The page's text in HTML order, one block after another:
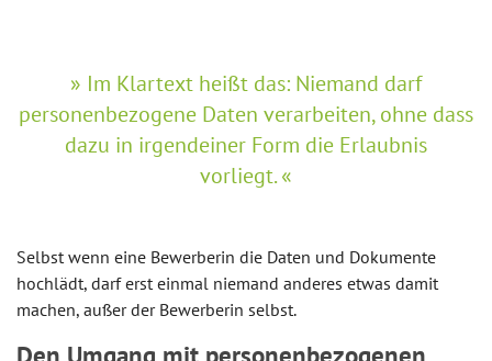
Im Klartext heißt das: Niemand darf
personenbezogene Daten verarbeiten, ohne dass
dazu in irgendeiner Form die Erlaubnis
vorliegt.
Selbst wenn eine Bewerberin die Daten und Dokumente
hochlädt, darf erst einmal niemand anderes etwas damit
machen, außer der Bewerberin selbst.